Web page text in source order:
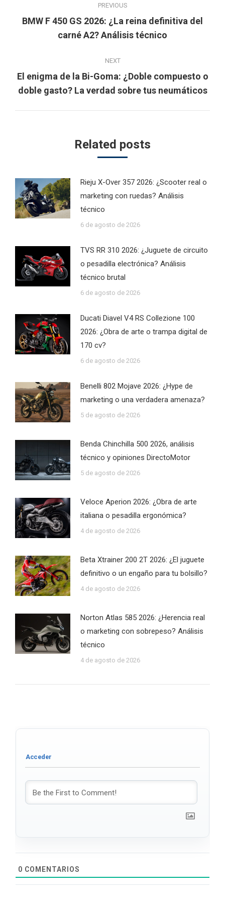
navigation
PREVIOUS
Previous
post:
BMW F 450 GS 2026: ¿La reina definitiva del
carné A2? Análisis técnico
NEXT
Next
post:
El enigma de la Bi-Goma: ¿Doble compuesto o
doble gasto? La verdad sobre tus neumáticos
Related posts
Rieju X-Over 357 2026: ¿Scooter real o
marketing con ruedas? Análisis
técnico
6 de agosto de 2026
TVS RR 310 2026: ¿Juguete de circuito
o pesadilla electrónica? Análisis
técnico brutal
6 de agosto de 2026
Ducati Diavel V4 RS Collezione 100
2026: ¿Obra de arte o trampa digital de
170 cv?
6 de agosto de 2026
Benelli 802 Mojave 2026: ¿Hype de
marketing o una verdadera amenaza?
5 de agosto de 2026
Benda Chinchilla 500 2026, análisis
técnico y opiniones DirectoMotor
5 de agosto de 2026
Veloce Aperion 2026: ¿Obra de arte
italiana o pesadilla ergonómica?
4 de agosto de 2026
Beta Xtrainer 200 2T 2026: ¿El juguete
definitivo o un engaño para tu bolsillo?
4 de agosto de 2026
Norton Atlas 585 2026: ¿Herencia real
o marketing con sobrepeso? Análisis
técnico
4 de agosto de 2026
0 COMENTARIOS